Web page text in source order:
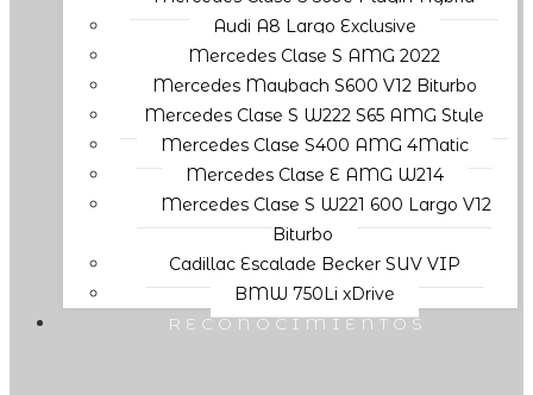
Audi A8 Largo Exclusive
Mercedes Clase S AMG 2022
Mercedes Maybach S600 V12 Biturbo
Mercedes Clase S W222 S65 AMG Style
Mercedes Clase S400 AMG 4Matic
Mercedes Clase E AMG W214
Mercedes Clase S W221 600 Largo V12
Biturbo
Cadillac Escalade Becker SUV VIP
BMW 750Li xDrive
RECONOCIMIENTOS